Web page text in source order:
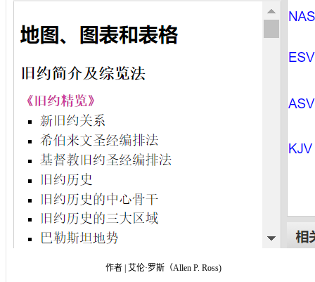
作者 | 艾伦·罗斯（Allen P. Ross)